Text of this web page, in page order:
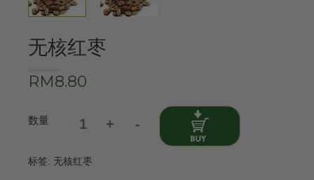
无核红枣
RM8.80
数量
标签: 无核红枣